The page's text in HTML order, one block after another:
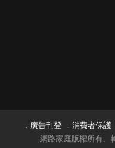
． 廣告刊登 ． 消費者保護
網路家庭版權所有、